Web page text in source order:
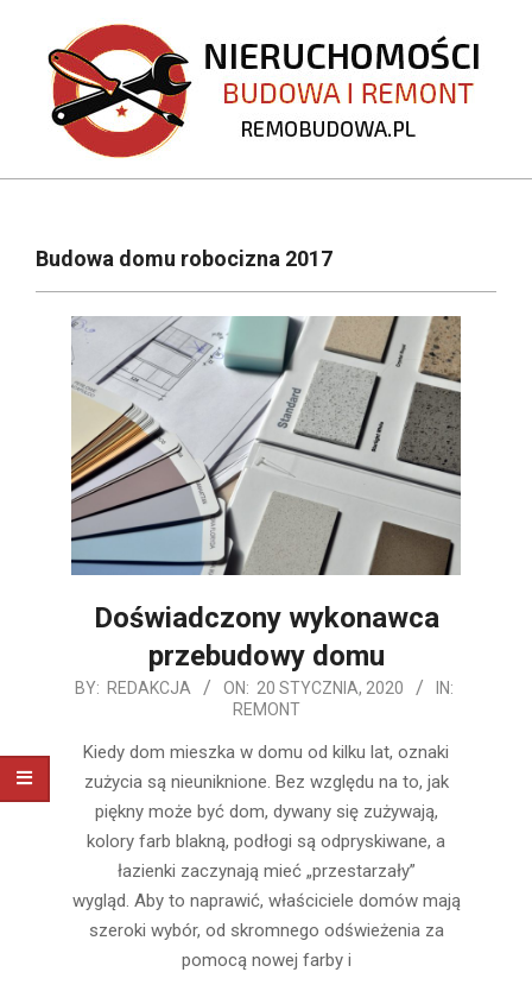
content
REMOBUDOWA.PL
NavigationBudowa domu robocizna 2017
Doświadczony wykonawca
przebudowy domu
2020-
20
BY: REDAKCJA ON: 20 STYCZNIA, 2020
IN:
REMONT
Kiedy dom mieszka w domu od kilku lat, oznaki
zużycia są nieuniknione. Bez względu na to, jak
piękny może być dom, dywany się zużywają,
kolory farb blakną, podłogi są odpryskiwane, a
łazienki zaczynają mieć „przestarzały”
wygląd. Aby to naprawić, właściciele domów mają
szeroki wybór, od skromnego odświeżenia za
pomocą nowej farby i